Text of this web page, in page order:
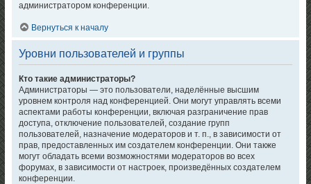
администратором конференции.
Вернуться к началу
Уровни пользователей и группы
Кто такие администраторы?
Администраторы — это пользователи, наделённые высшим
уровнем контроля над конференцией. Они могут управлять всеми
аспектами работы конференции, включая разграничение прав
доступа, отключение пользователей, создание групп
пользователей, назначение модераторов и т. п., в зависимости от
прав, предоставленных им создателем конференции. Они также
могут обладать всеми возможностями модераторов во всех
форумах, в зависимости от настроек, произведённых создателем
конференции.